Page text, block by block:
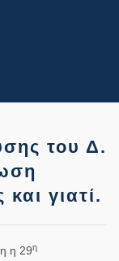
του Δ.
γιατί.
η 29η